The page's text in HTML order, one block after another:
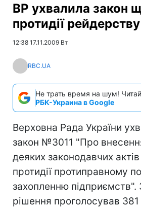
ВР ухвалила закон
протидії рейдерству
12:38 17.11.2009 Вт
RBC.UA
Не трать время на шум!
РБК-Украина в Google
Верховна Рада України
закон №3011 "Про
деяких законодавчих
протидії протиправному
захопленню підприємств".
рішення проголосував